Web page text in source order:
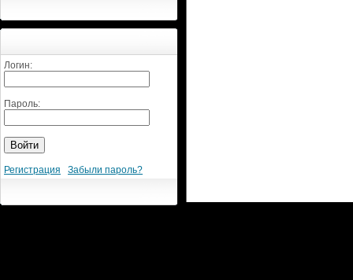
Логин:
Пароль:
Регистрация Забыли пароль?